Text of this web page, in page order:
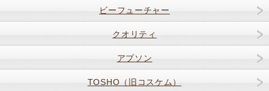
ビーフューチャー
クオリティ
アプソン
TOSHO（旧コスケム）